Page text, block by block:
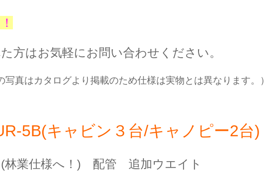
方はお気軽にお問い合わせください。
真はカタログより掲載のため仕様は実物とは異なります。）
5B(キャビン３台/キャノピー2台)
林業仕様へ！) 配管 追加ウエイト